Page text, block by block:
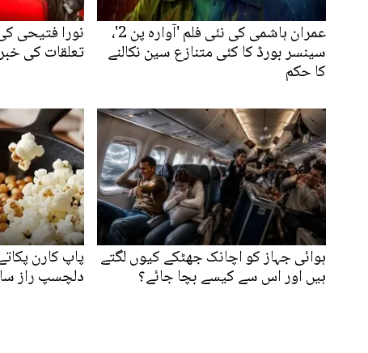
عمران ہاشمی کی نئی فلم 'آوارہ پن 2'،
سینسر بورڈ کا کئی متنازع سین نکالنے
کا حکم
نورا فتیحی
تعلقات کی
ہوائی جہاز کو اچانک جھٹکے کیوں لگتے
ہیں اور اس سے کیسے بچا جائے؟
پاپ کارن
دلچسپ راز